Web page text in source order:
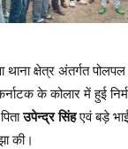
क्षेत्र अंतर्गत
के कोलार में हुई
उपेन्द्र सिंहएवं बड़े
की।